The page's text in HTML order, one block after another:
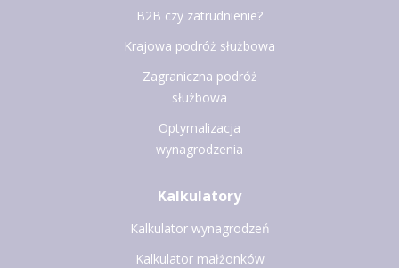
B2B czy zatrudnienie?
Krajowa podróż służbowa
Zagraniczna podróż
służbowa
Optymalizacja
wynagrodzenia
Kalkulatory
Kalkulator wynagrodzeń
Kalkulator małżonków